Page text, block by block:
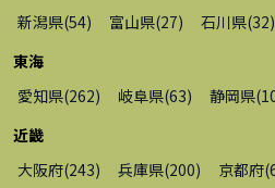
新潟県(54) 富山県(27) 石川県(32)
東海
愛知県(262) 岐阜県(63) 静岡県(
近畿
大阪府(243) 兵庫県(200) 京都府(